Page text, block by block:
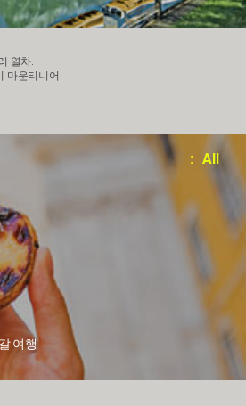
열차.
마운티니어
: All
여행